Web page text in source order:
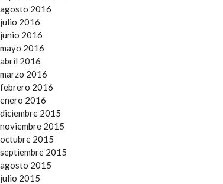
agosto 2016
julio 2016
junio 2016
mayo 2016
abril 2016
marzo 2016
febrero 2016
enero 2016
diciembre 2015
noviembre 2015
octubre 2015
septiembre 2015
agosto 2015
julio 2015